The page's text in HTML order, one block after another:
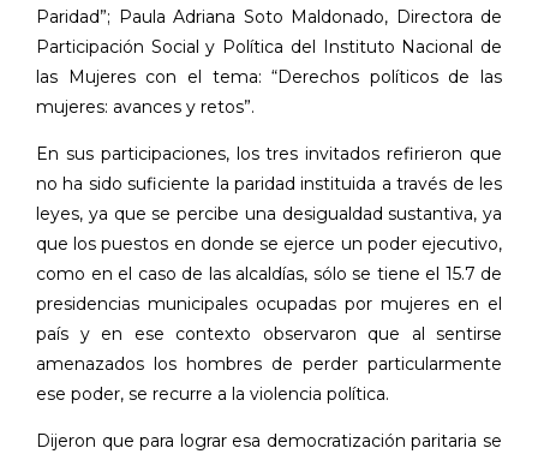
Paridad”; Paula Adriana Soto Maldonado, Directora de
Participación Social y Política del Instituto Nacional de
las Mujeres con el tema: “Derechos políticos de las
mujeres: avances y retos”.
En sus participaciones, los tres invitados refirieron que
no ha sido suficiente la paridad instituida a través de les
leyes, ya que se percibe una desigualdad sustantiva, ya
que los puestos en donde se ejerce un poder ejecutivo,
como en el caso de las alcaldías, sólo se tiene el 15.7 de
presidencias municipales ocupadas por mujeres en el
país y en ese contexto observaron que al sentirse
amenazados los hombres de perder particularmente
ese poder, se recurre a la violencia política.
Dijeron que para lograr esa democratización paritaria se